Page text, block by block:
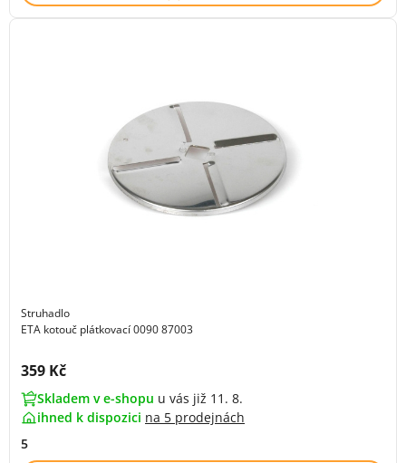
Struhadlo
ETA kotouč plátkovací 0090 87003
Cena s DPH:
359 Kč
Skladem v e-shopu u vás již 11. 8.
ihned k dispozici na 5 prodejnách
5